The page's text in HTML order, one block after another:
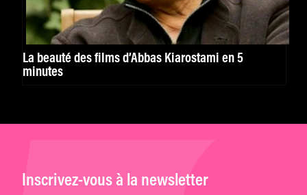
La beauté des films d’Abbas Kiarostami en 5
minutes
Inscrivez-vous à la newsletter